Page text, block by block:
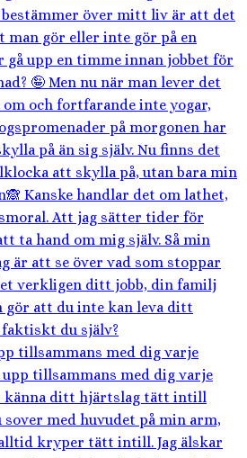
tillsammans med dig varje